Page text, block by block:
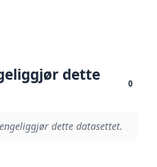
dette
0
dette datasettet.